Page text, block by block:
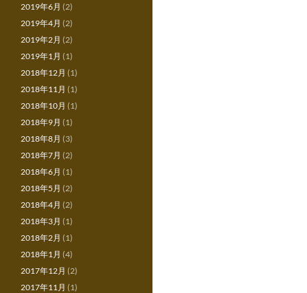
2019年6月 (2)
2019年4月 (2)
2019年2月 (2)
2019年1月 (1)
2018年12月 (1)
2018年11月 (1)
2018年10月 (1)
2018年9月 (1)
2018年8月 (3)
2018年7月 (2)
2018年6月 (1)
2018年5月 (2)
2018年4月 (2)
2018年3月 (1)
2018年2月 (1)
2018年1月 (4)
2017年12月 (2)
2017年11月 (1)